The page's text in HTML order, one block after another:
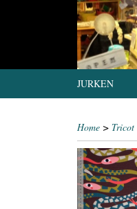
JURKEN
Home > Tricot